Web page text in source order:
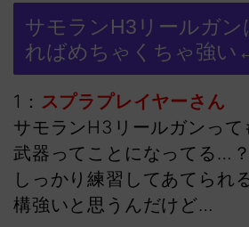
サモランH3リールガン
ればめちゃくちゃ強い
1： スプラプレイヤーさん
サモランH3リールガンって
武器ってことになってる…？
しっかり練習してあてられ
構強いと思うんだけど…